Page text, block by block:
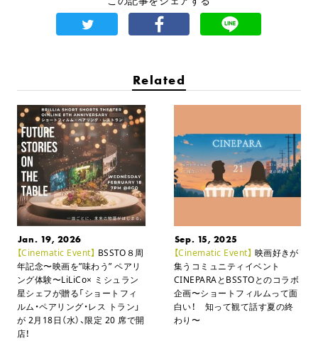
Related
Jan. 19, 2026
【Cinematic Event】 BSSTO８周
年記念〜映画を”味わう” ペアリ
ング体験〜LiLiCo× ミシュラン
星シェフが贈る「ショートフィ
ルム・ペアリング・レス トラン」
が 2月18日（水）、限定 20 席で開
店！
Sep. 15, 2025
【Cinematic Event】 映画好きが
集うコミュニティイベント
CINEPARAとBSSTOとのコラボ
企画〜ショートフィルムって面
白い！ 知って観て話す夏の終
わり〜